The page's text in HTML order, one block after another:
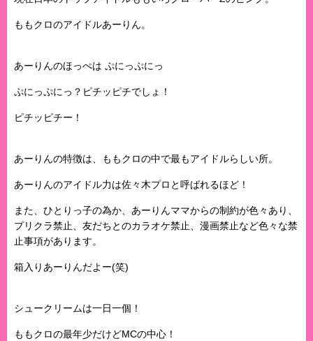
ももクロのアイドルあーりん。
あーりんのほっぺは ぷにっぷにっ
ぷにっぷにっ？ピチッピチでしょ！
ピチッピチー！
あーりんの特徴は、ももクロの中で最もアイドルらしい所。
あーりんのアイドル力は佐々木プロと呼ばれるほど！
また、ひとりっ子の為か、あーりんママからの制約が色々あり、
プリクラ禁止、友だちとのカラオケ禁止、漫画禁止など色々な禁
止事項があります。
箱入りあーりんだよー(笑)
シュークリームは一日一個！
ももクロの最年少だけどMCの中心！